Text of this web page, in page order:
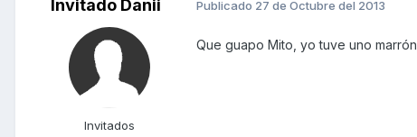
Invitado Danii
Invitados
Publicado 27 de Octubre del 2013
Que guapo Mito, yo tuve uno marrón